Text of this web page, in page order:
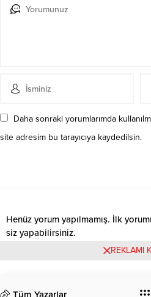
Daha sonraki yorumlarımda
site adresim bu tarayıcıya kaydedilsin.
Henüz yorum yapılmamış. İlk
siz yapabilirsiniz.
Tüm Yazarlar
REKLAMI